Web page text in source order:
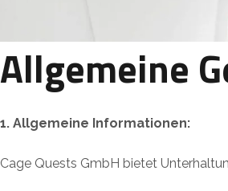
Allgemeine
1. Allgemeine Informationen:
Cage Quests GmbH bietet